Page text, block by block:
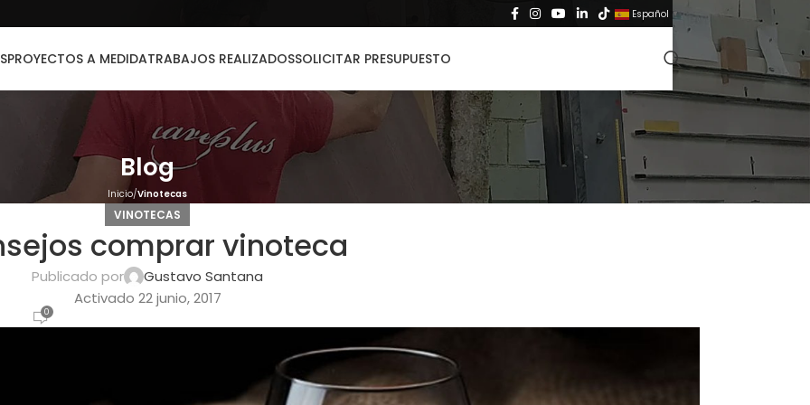
Español ▼
PROYECTOS A MEDIDATRABAJOS REALIZADOSSOLICITAR PRESUPUESTO
Blog
Inicio Vinotecas
VINOTECAS
comprar vinoteca
Publicado por
Gustavo Santana
Activado 22 junio, 2017
0